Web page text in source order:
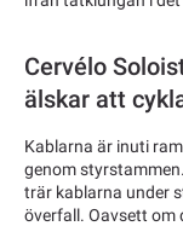
Cervélo
älskar att
Kablarna är inuti
genom
trär kablarna under
överfall. Oavsett om